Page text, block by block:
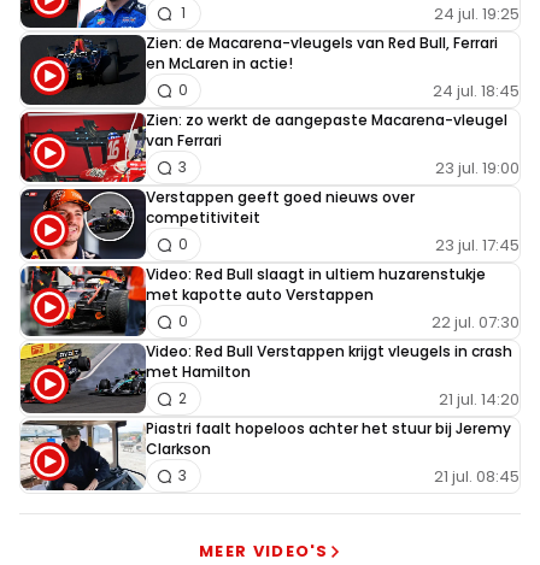
24 jul. 19:25
1
Zien: de Macarena-vleugels van Red Bull, Ferrari
en McLaren in actie!
24 jul. 18:45
0
Zien: zo werkt de aangepaste Macarena-vleugel
van Ferrari
23 jul. 19:00
3
Verstappen geeft goed nieuws over
competitiviteit
23 jul. 17:45
0
Video: Red Bull slaagt in ultiem huzarenstukje
met kapotte auto Verstappen
22 jul. 07:30
0
Video: Red Bull Verstappen krijgt vleugels in crash
met Hamilton
21 jul. 14:20
2
Piastri faalt hopeloos achter het stuur bij Jeremy
Clarkson
21 jul. 08:45
3
MEER VIDEO'S